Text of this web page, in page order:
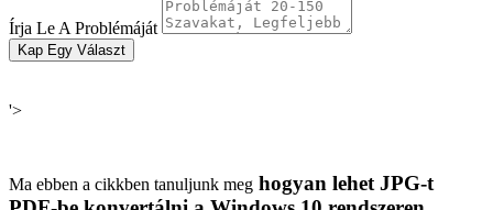
Írja Le A Problémáját
Kap Egy Választ
'>
Ma ebben a cikkben tanuljunk meg hogyan lehet JPG-t